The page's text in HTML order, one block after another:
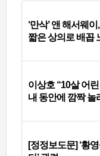
‘만삭’ 앤 해서웨
짧은 상의로 배꼽
이상호 “10살 어
내 동안에 깜짝 놀
[정정보도문] ‘황